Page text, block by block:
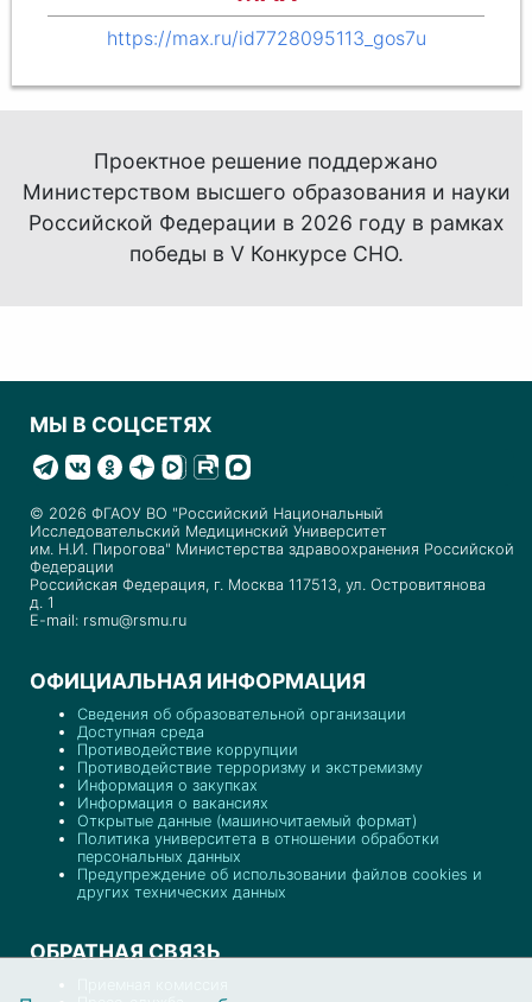
https://max.ru/id7728095113_gos7u
Проектное решение поддержано
Министерством высшего образования и науки
Российской Федерации в 2026 году в рамках
победы в V КонкурсеСНО.
МЫ В СОЦСЕТЯХ
© 2026 ФГАОУ ВО "Российский Национальный
Исследовательский Медицинский Университет
им. Н.И. Пирогова" Министерства здравоохранения Российской
Федерации
Российская Федерация, г. Москва 117513, ул. Островитянова
д. 1
E-mail: rsmu@rsmu.ru
ОФИЦИАЛЬНАЯ ИНФОРМАЦИЯ
Сведения об образовательной организации
Доступная среда
Противодействие коррупции
Противодействие терроризму и экстремизму
Информация о закупках
Информация о вакансиях
Открытые данные (машиночитаемый формат)
Политика университета в отношении обработки
персональных данных
Предупреждение об использовании файлов cookies и
других технических данных
ОБРАТНАЯ СВЯЗЬ